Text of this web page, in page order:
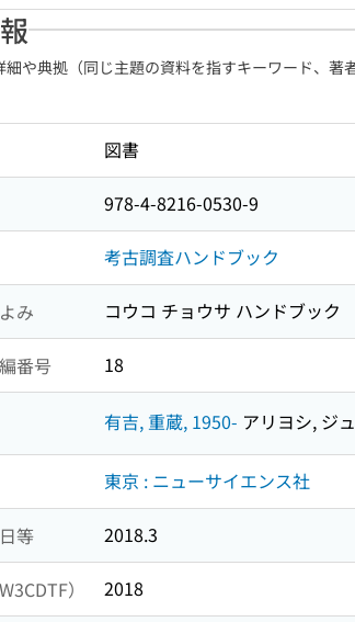
細や典拠（同じ主題の資料を指すキーワード、著
図書
978-4-8216-0530-9
考古調査ハンドブック
み コウコ チョウサ ハンドブック
番号 18
有吉, 重蔵, 1950- アリヨシ, ジ
東京 : ニューサイエンス社
等 2018.3
） 2018